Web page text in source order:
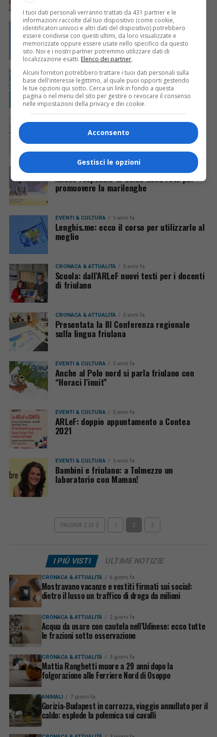
EVENTI & CULTURA 4 anni fa
Fieste de Patrie dal Friûl: pubblicato il
bando dell’ARLeF
CRONACA & ATTUALITÀ 5 anni fa
Friulano a scuola? Un aiuto anche nella
matematica!
EVENTI & CULTURA 5 anni fa
Imparare il friulano divertendosi si può:
arriva su TikTok il nuovo “Tic e Tac Furlan”
Anche l’ospedale di Udine nella rete per
promuovere la marilenghe
EVENTI & CULTURA 5 anni fa
Lenghis.me: ecco il corso per utilizzarlo al
meglio
CRONACA & ATTUALITÀ 5 anni fa
Scuola: dall’ARLeF nuovi testi per i docenti
di friulano
CRONACA & ATTUALITÀ 5 anni fa
Presentata la III Conferenza regionale
sulla lingua friulana
EVENTI & CULTURA 5 anni fa
Anche al Polo nord si parla friulano con
“Horaci l’inuit”
EVENTI & CULTURA 5 anni fa
ARLeF: doppio appuntamento a Contea
2021
EVENTI & CULTURA 5 anni fa
Bambini e friulano: a Tolmezzo un
laboratorio con Maman!
PAGINA 2 DI 3 1 2 3
I PIÙ VISTI ULTIME NOTIZIE
CRONACA & ATTUALITÀ 6 giorni fa
Mostravano vacanze e vestiti firmati sui social:
dietro il lusso un traffico di droga da milioni
CRONACA & ATTUALITÀ 2 giorni fa
Acqua da usare con cautela nell’Udinese: ecco tutte
le frazioni sotto osservazione
CRONACA & ATTUALITÀ 3 giorni fa
Mattia Ranghetti muore a 29 anni dopo la
folgorazione alle Ferriere Nord di Osoppo
ANIMALI 7 giorni fa
Gorizia-Budapest in carrozza, viaggio annullato per il
caldo: esplode la polemica sui cavalli
I tuoi dati personali verranno trattati da 431 partner e le
informazioni raccolte dal tuo dispositivo (come cookie,
identificatori univoci e altri dati del dispositivo) potrebbero
essere condivise con questi ultimi, da loro visualizzate e
memorizzate oppure essere usate nello specifico da questo
sito. Noi e i nostri partner potremmo utilizzare dati di
localizzazione esatti. Elenco dei partner.
Alcuni fornitori potrebbero trattare i tuoi dati personali sulla
base dell'interesse legittimo, al quale puoi opporti gestendo
le tue opzioni qui sotto. Cerca un link in fondo a questa
pagina o nel menu del sito per gestire o revocare il consenso
nelle impostazioni della privacy e dei cookie.
Acconsento
Gestisci le opzioni